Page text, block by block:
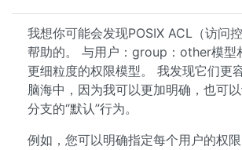
我想你可能会发现POSIX ACL（访问
帮助的。 与用户：group：other模型
更细粒度的权限模型。 我发现它们更
脑海中，因为我可以更加明确，也可
分支的“默认”行为。
例如，您可以明确指定每个用户的权限